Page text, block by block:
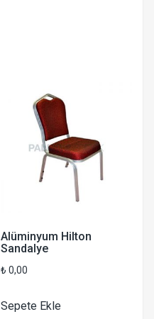
Alüminyum Hilton
Sandalye
₺ 0,00
Sepete Ekle